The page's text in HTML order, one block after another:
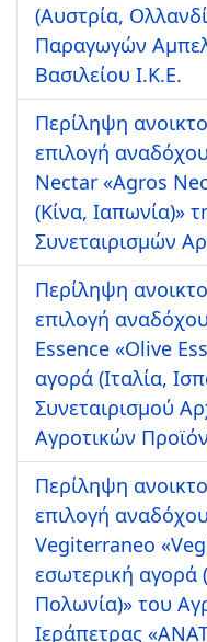
(Αυστρία,
Παραγωγών
Βασιλείου Ι.Κ.Ε.
Περίληψη
επιλογή
Nectar «Agros
(Κίνα, Ιαπωνία)»
Συνεταιρισμών
Περίληψη
επιλογή
Essence «Olive
αγορά (Ιταλία,
Συνεταιρισμού
Αγροτικών
Περίληψη
επιλογή
Vegiterraneo
εσωτερική αγορά
Πολωνία)» του
Ιεράπετρας